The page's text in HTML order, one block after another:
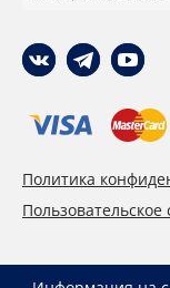
Политика